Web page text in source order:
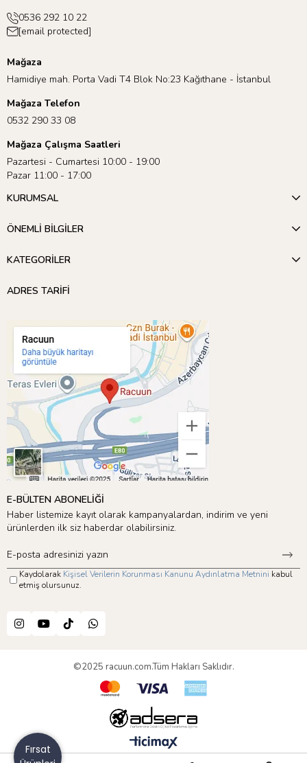
0536 292 10 22
[email protected]
Mağaza
Hamidiye mah. Porta Vadi T4 Blok No:23 Kağıthane - İstanbul
Mağaza Telefon
0532 290 33 08
Mağaza Çalışma Saatleri
Pazartesi - Cumartesi 10:00 - 19:00
Pazar 11:00 - 17:00
KURUMSAL
ÖNEMLİ BİLGİLER
KATEGORİLER
ADRES TARİFİ
E-BÜLTEN ABONELİĞİ
Haber listemize kayıt olarak kampanyalardan, indirim ve yeni
ürünlerden ilk siz haberdar olabilirsiniz.
Kaydolarak Kişisel Verilerin Korunması Kanunu Aydınlatma Metnini kabul
etmiş olursunuz.
©2025 racuun.com.Tüm Hakları Saklıdır.
Fırsat